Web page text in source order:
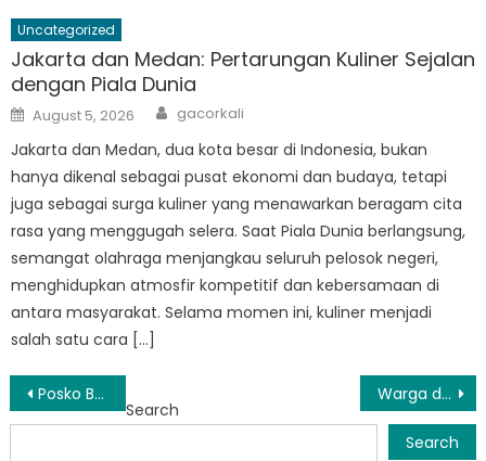
Uncategorized
Jakarta dan Medan: Pertarungan Kuliner Sejalan
dengan Piala Dunia
Posted
on
August 5, 2026 Author
gacorkali
Jakarta dan Medan, dua kota besar di Indonesia, bukan
hanya dikenal sebagai pusat ekonomi dan budaya, tetapi
juga sebagai surga kuliner yang menawarkan beragam cita
rasa yang menggugah selera. Saat Piala Dunia berlangsung,
semangat olahraga menjangkau seluruh pelosok negeri,
menghidupkan atmosfir kompetitif dan kebersamaan di
antara masyarakat. Selama momen ini, kuliner menjadi
salah satu cara […]
Post
navigation
Posko BPBD Probolinggo: Memberikan Bantuan dan Dukungan di Saat Krisis Warga di Probolinggo Mengadu ke BPBD Atas Kurangnya Respon Bencana
Search
Search